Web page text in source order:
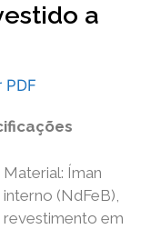
a
PDF
Material: Íman
interno (NdFeB),
revestimento em